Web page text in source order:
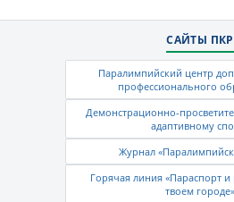
САЙТЫ ПКР
Паралимпийский центр
профессионального
Демонстрационно-
адаптивному
Журнал
Горячая линия «Параспорт
твоем городе»